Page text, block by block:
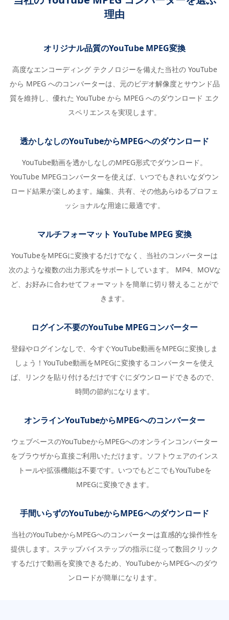
理由
オリジナル品質のYouTube MPEG変換
高度なエンコーディング テクノロジーを備えた当社の YouTube
から MPEG へのコンバーターは、元のビデオ解像度とサウンド品
質を維持し、優れた YouTube から MPEG へのダウンロード エク
スペリエンスを実現します。
透かしなしのYouTubeからMPEGへのダウンロード
YouTube動画を透かしなしのMPEG形式でダウンロード。
YouTube MPEGコンバーターを使えば、いつでもきれいなダウン
ロード結果が楽しめます。編集、共有、その他あらゆるプロフェ
ッショナルな用途に最適です。
マルチフォーマット YouTube MPEG 変換
YouTubeをMPEGに変換するだけでなく、当社のコンバーターは
次のような複数の出力形式をサポートしています。 MP4、MOVな
ど、お好みに合わせてフォーマットを簡単に切り替えることがで
きます。
ログイン不要のYouTube MPEGコンバーター
登録やログインなしで、今すぐYouTube動画をMPEGに変換しま
しょう！YouTube動画をMPEGに変換するコンバーターを使え
ば、リンクを貼り付けるだけですぐにダウンロードできるので、
時間の節約になります。
オンラインYouTubeからMPEGへのコンバーター
ウェブベースのYouTubeからMPEGへのオンラインコンバーター
をブラウザから直接ご利用いただけます。ソフトウェアのインス
トールや拡張機能は不要です。いつでもどこでもYouTubeを
MPEGに変換できます。
手間いらずのYouTubeからMPEGへのダウンロード
当社のYouTubeからMPEGへのコンバーターは直感的な操作性を
提供します。ステップバイステップの指示に従って数回クリック
するだけで動画を変換できるため、YouTubeからMPEGへのダウ
ンロードが簡単になります。